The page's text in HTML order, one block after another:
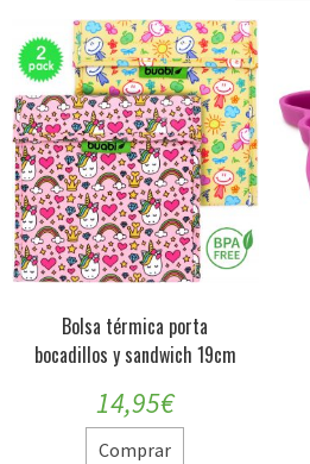
Bolsa térmica porta
bocadillos y sandwich 19cm
14,95€
Comprar